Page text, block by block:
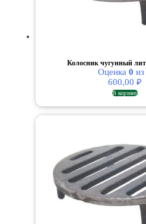
Колосник чугунный
Оценка 0 из
600,00 ₽
В корзину